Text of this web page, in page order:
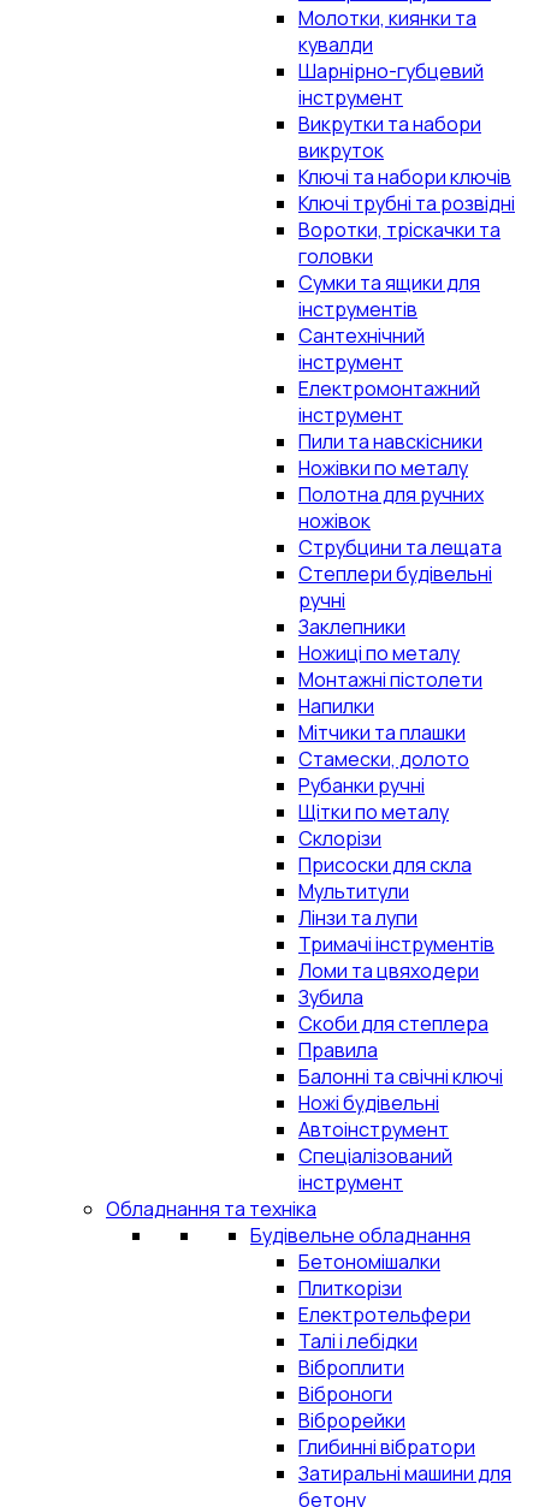
Молотки, киянки та
кувалди
Шарнірно-губцевий
інструмент
Викрутки та набори
викруток
Ключі та набори ключів
Ключі трубні та розвідні
Воротки, тріскачки та
головки
Сумки та ящики для
інструментів
Сантехнічний
інструмент
Електромонтажний
інструмент
Пили та навскісники
Ножівки по металу
Полотна для ручних
ножівок
Струбцини та лещата
Степлери будівельні
ручні
Заклепники
Ножиці по металу
Монтажні пістолети
Напилки
Мітчики та плашки
Стамески, долото
Рубанки ручні
Щітки по металу
Склорізи
Присоски для скла
Мультитули
Лінзи та лупи
Тримачі інструментів
Ломи та цвяходери
Зубила
Скоби для степлера
Правила
Балонні та свічні ключі
Ножі будівельні
Автоінструмент
Спеціалізований
інструмент
Обладнання та техніка
Будівельне обладнання
Бетономішалки
Плиткорізи
Електротельфери
Талі і лебідки
Віброплити
Віброноги
Віброрейки
Глибинні вібратори
Затиральні машини для
бетону